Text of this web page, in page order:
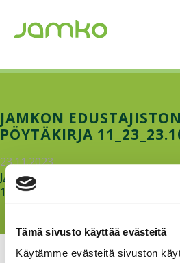
Tämä sivusto käyttää evästeitä
Käytämme evästeitä sivuston
JAMKON
PÖYTÄKIRJA
23.11.2023
JAMKOn-edustajiston-
11_23_23.10.2023.pdf